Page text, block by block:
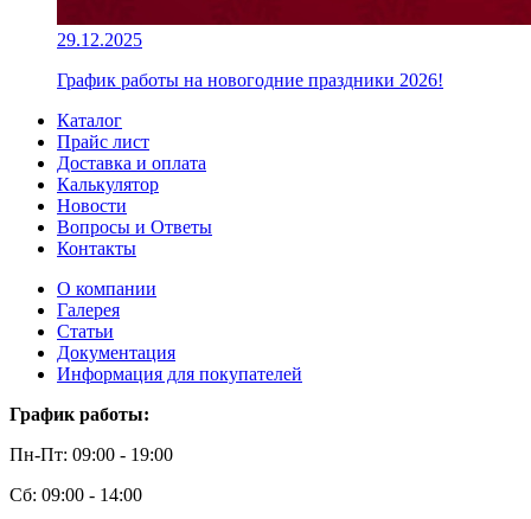
29.12.2025
График работы на новогодние праздники 2026!
Каталог
Прайс лист
Доставка и оплата
Калькулятор
Новости
Вопросы и Ответы
Контакты
О компании
Галерея
Статьи
Документация
Информация для покупателей
График работы:
Пн-Пт: 09:00 - 19:00
Сб: 09:00 - 14:00